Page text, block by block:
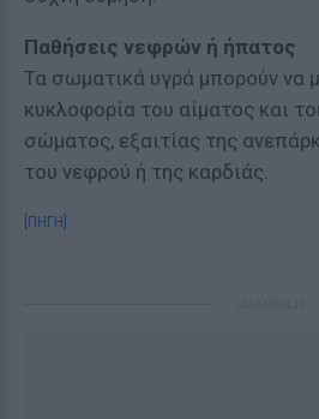
Παθήσεις νεφρών ή ήπατος
Τα σωματικά υγρά μπορούν να
κυκλοφορία του αίματος και
σώματος, εξαιτίας της
του νεφρού ή της καρδιάς.
[ΠΗΓΗ]